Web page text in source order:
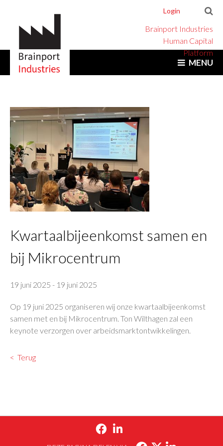
Login
Brainport Industries
Human Capital
Platform
MENU
Kwartaalbijeenkomst samen en
bij Mikrocentrum
19 juni 2025 - 19 juni 2025
Op 19 juni 2025 organiseren wij onze kwartaalbijeenkomst
samen met en bij Mikrocentrum. Ton Wilthagen zal een
keynote verzorgen over arbeidsmarktontwikkelingen.
Terug
 